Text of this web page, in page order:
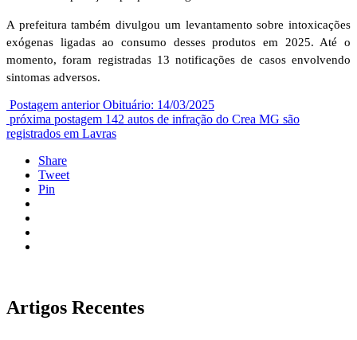
A prefeitura também divulgou um levantamento sobre intoxicações
exógenas ligadas ao consumo desses produtos em 2025. Até o
momento, foram registradas 13 notificações de casos envolvendo
sintomas adversos.
Postagem anterior Obituário: 14/03/2025
próxima postagem 142 autos de infração do Crea MG são
registrados em Lavras
Share
Tweet
Pin
Artigos Recentes